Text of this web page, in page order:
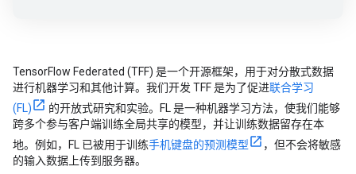
TensorFlow Federated (TFF) 是一个开源框架，用于对分散式数据
进行机器学习和其他计算。我们开发 TFF 是为了促进联合学习
(FL)
的开放式研究和实验。FL 是一种机器学习方法，使我们能够
跨多个参与客户端训练全局共享的模型，并让训练数据留存在本
地。例如，FL 已被用于训练手机键盘的预测模型
，但不会将敏感
的输入数据上传到服务器。